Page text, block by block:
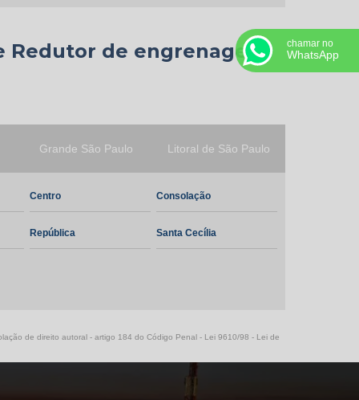
Redutor especial
Retífica de engrenagens
Usinagem de médio porte
Redutor de engrenagens
Grande São Paulo Litoral de São Paulo
Centro Consolação
República Santa Cecília
de direito autoral - artigo 184 do Código Penal - Lei 9610/98 - Lei de
chamar no
WhatsApp